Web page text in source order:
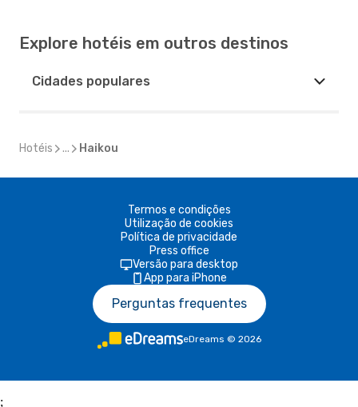
Explore hotéis em outros destinos
Cidades populares
Hotéis ... Haikou
Termos e condições
Utilização de cookies
Política de privacidade
Press office
Versão para desktop
App para iPhone
Perguntas frequentes
eDreams © 2026
;